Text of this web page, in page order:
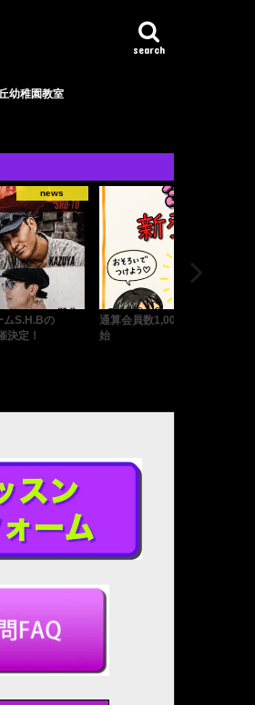
search
幼稚園教室
news
バッジ販売開
YouTubeチャンネル登録者数
しました！皆様ありがとうご